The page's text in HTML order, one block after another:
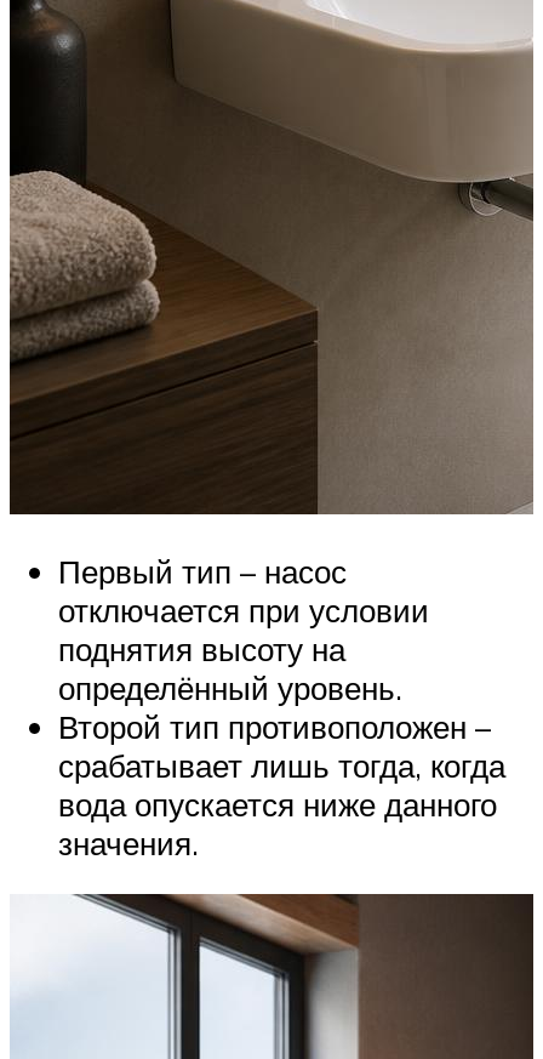
Первый тип – насос
отключается при условии
поднятия высоту на
определённый уровень.
Второй тип противоположен –
срабатывает лишь тогда, когда
вода опускается ниже данного
значения.